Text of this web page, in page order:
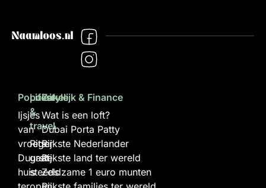
Populair
Ijsjes
van
vroeger
Duurste
huis
Lifestyle
&
travel
Rits
gaat
steeds
Zakelijk & Finance
Wat is een loft?
Dubai Porta Patty
Rijkste Nederlander
Rijkste land ter wereld
Zeldzame 1 euro munten